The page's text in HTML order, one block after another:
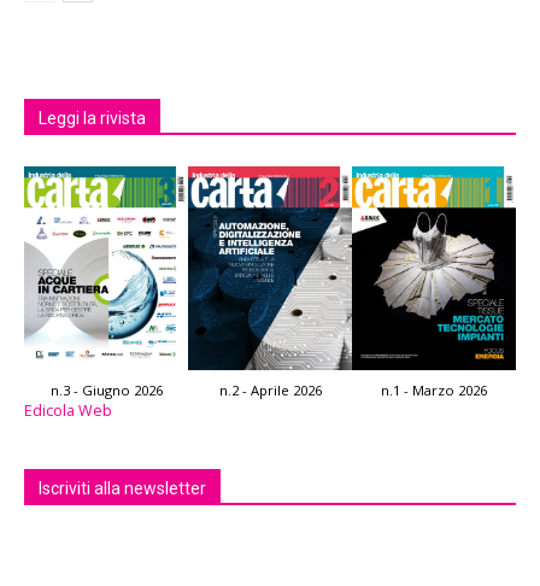
Leggi la rivista
n.3 - Giugno 2026 n.2 - Aprile 2026 n.1 - Marzo 2026
Edicola Web
Iscriviti alla newsletter